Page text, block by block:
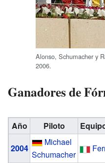
Alonso, Schumacher y
2006.
Ganadores de
Año Piloto
2004
Michael
Schumacher